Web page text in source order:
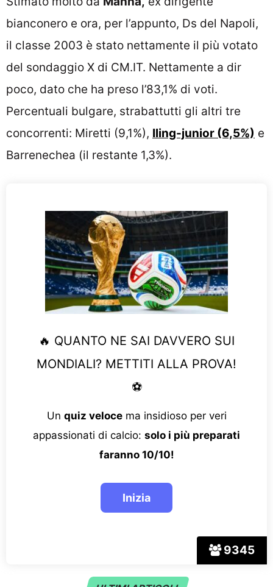
bianconero e ora, per l’appunto, Ds del Napoli,
il classe 2003 è stato nettamente il più votato
del sondaggio X di CM.IT. Nettamente a dir
poco, dato che ha preso l’83,1% di voti.
Percentuali bulgare, strabattutti gli altri tre
concorrenti: Miretti (9,1%), Iling-junior (6,5%) e
Barrenechea (il restante 1,3%).
9345
🔥 QUANTO NE SAI DAVVERO SUI
MONDIALI? METTITI ALLA PROVA!
⚽
Un quiz velocema insidioso per veri
appassionati di calcio: solo i più preparati
faranno 10/10!